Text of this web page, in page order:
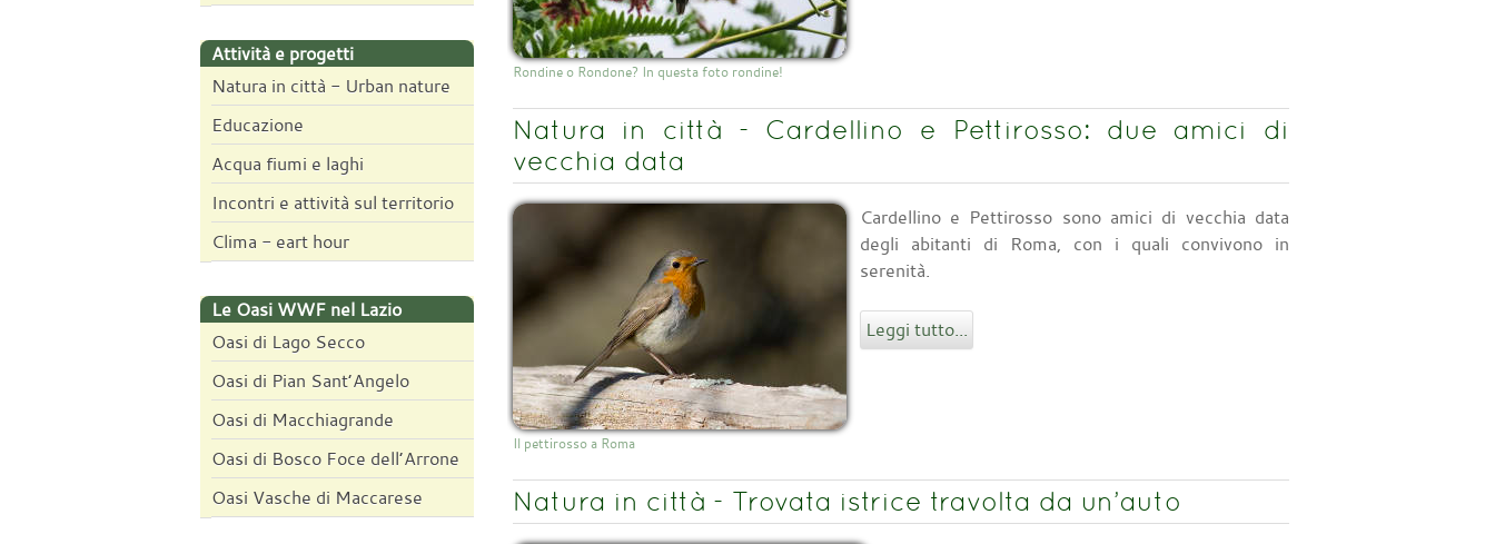
Attività e progetti
Natura in città - Urban nature
Educazione
Acqua fiumi e laghi
Incontri e attività sul territorio
Clima - eart hour
Le Oasi WWF nel Lazio
Oasi di Lago Secco
Oasi di Pian Sant’Angelo
Oasi di Macchiagrande
Oasi di Bosco Foce dell’Arrone
Oasi Vasche di Maccarese
Rondine o Rondone? In questa foto rondine!
Natura in città - Cardellino e Pettirosso: due amici di
vecchia data
Il pettirosso a Roma
Cardellino e Pettirosso sono amici di vecchia data
degli abitanti di Roma, con i quali convivono in
serenità.
Leggi tutto...
Natura in città - Trovata istrice travolta da un’auto